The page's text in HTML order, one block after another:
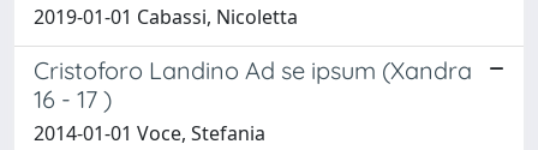
2019-01-01 Cabassi, Nicoletta
Cristoforo Landino Ad se ipsum (Xandra
16 - 17 )
2014-01-01 Voce, Stefania